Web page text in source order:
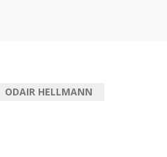
ODAIR HELLMANN